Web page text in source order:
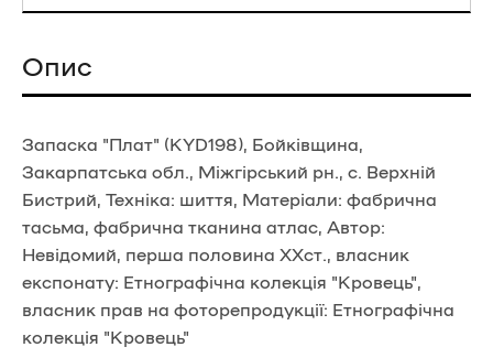
Опис
Запаска "Плат" (KYD198), Бойківщина,
Закарпатська обл., Міжгірський рн., с. Верхній
Бистрий, Техніка: шиття, Матеріали: фабрична
тасьма, фабрична тканина атлас, Автор:
Невідомий, перша половина ХХст., власник
експонату: Етнографічна колекція "Кровець",
власник прав на фоторепродукції: Етнографічна
колекція "Кровець"